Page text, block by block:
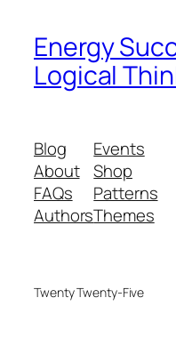
Energy
Logical
Blog
About
FAQs
Authors
Events
Shop
Patterns
Themes
Twenty Twenty-Five